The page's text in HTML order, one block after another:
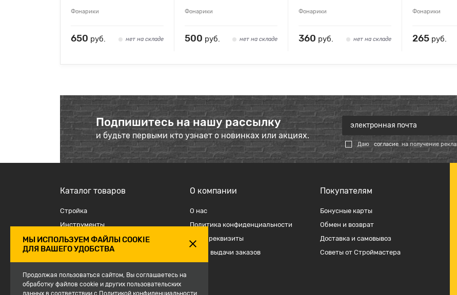
Фонарики
650 руб. нет на складе
Фонарики
500 руб. нет на складе
Фонарики
360 руб. нет на складе
Фонарики
265 руб.
Подпишитесь на нашу рассылку
и будьте первыми кто узнает о новинках или акциях.
Даю согласие на получение
Каталог товаров
Стройка
Инструменты
Отделка
Крепеж и такелаж
Средства защиты, спецодежда
О компании
О наc
Политика конфиденциальности
Наши реквизиты
Точки выдачи заказов
Покупателям
Бонусные карты
Обмен и возврат
Доставка и самовывоз
Советы от Строймастера
МЫ ИСПОЛЬЗУЕМ ФАЙЛЫ COOKIE
ДЛЯ ВАШЕГО УДОБСТВА
Продолжая пользоваться сайтом, Вы соглашаетесь на
обработку файлов cookie и других пользовательских
данных в соответствии с Политикой конфиденциальности